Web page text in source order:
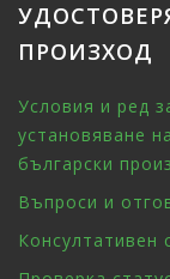
ПРОИЗХОД
Условия и ред
установяване на
български
Въпроси и
Консултативен